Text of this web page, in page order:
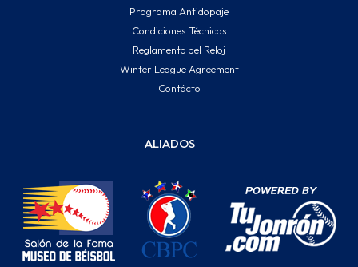
Programa Antidopaje
Condiciones Técnicas
Reglamento del Reloj
Winter League Agreement
Contácto
ALIADOS